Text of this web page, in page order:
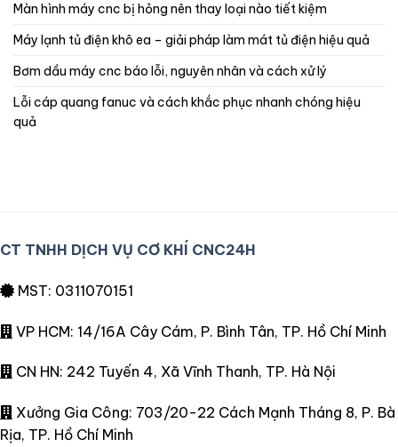
màn hình máy cnc bị hỏng nên thay loại nào tiết kiệm
máy lạnh tủ điện khô ea – giải pháp làm mát tủ điện hiệu quả
bơm dầu máy cnc báo lỗi, nguyên nhân và cách xử lý
lỗi cáp quang fanuc và cách khắc phục nhanh chóng hiệu
quả
CT TNHH DỊCH VỤ CƠ KHÍ CNC24H
MST: 0311070151
VP HCM: 14/16A Cây Cám, P. Bình Tân, TP. Hồ Chí Minh
CN HN: 242 Tuyến 4, Xã Vĩnh Thanh, TP. Hà Nội
Xưởng Gia Công: 703/20-22 Cách Mạnh Tháng 8, P. Bà
Rịa, TP. Hồ Chí Minh